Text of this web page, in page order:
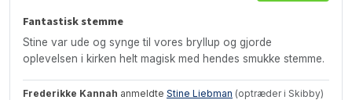
Fantastisk stemme
Stine var ude og synge til vores bryllup og gjorde
oplevelsen i kirken helt magisk med hendes smukke stemme.
Frederikke Kannah anmeldte Stine Liebman (optræder i Skibby)